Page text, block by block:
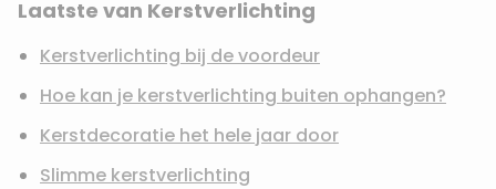
Laatste van Kerstverlichting
Kerstverlichting bij de voordeur
Hoe kan je kerstverlichting buiten ophangen?
Kerstdecoratie het hele jaar door
Slimme kerstverlichting